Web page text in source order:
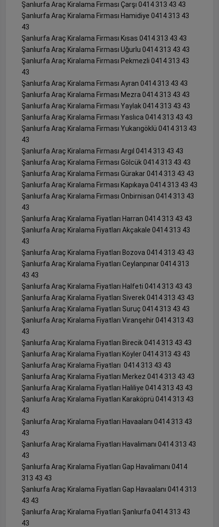
Şanlıurfa Araç Kiralama Firması Çarşı 0414 313 43 43
Şanlıurfa Araç Kiralama Firması Hamidiye 0414 313 43
43
Şanlıurfa Araç Kiralama Firması Kısas 0414 313 43 43
Şanlıurfa Araç Kiralama Firması Uğurlu 0414 313 43 43
Şanlıurfa Araç Kiralama Firması Pekmezli 0414 313 43
43
Şanlıurfa Araç Kiralama Firması Ayran 0414 313 43 43
Şanlıurfa Araç Kiralama Firması Mezra 0414 313 43 43
Şanlıurfa Araç Kiralama Firması Yaylak 0414 313 43 43
Şanlıurfa Araç Kiralama Firması Yaslıca 0414 313 43 43
Şanlıurfa Araç Kiralama Firması Yukarıgöklü 0414 313 43
43
Şanlıurfa Araç Kiralama Firması Argıl 0414 313 43 43
Şanlıurfa Araç Kiralama Firması Gölcük 0414 313 43 43
Şanlıurfa Araç Kiralama Firması Gürakar 0414 313 43 43
Şanlıurfa Araç Kiralama Firması Kapıkaya 0414 313 43 43
Şanlıurfa Araç Kiralama Firması Onbirnisan 0414 313 43
43
Şanlıurfa Araç Kiralama Fiyatları Harran 0414 313 43 43
Şanlıurfa Araç Kiralama Fiyatları Akçakale 0414 313 43
43
Şanlıurfa Araç Kiralama Fiyatları Bozova 0414 313 43 43
Şanlıurfa Araç Kiralama Fiyatları Ceylanpınar 0414 313
43 43
Şanlıurfa Araç Kiralama Fiyatları Halfeti 0414 313 43 43
Şanlıurfa Araç Kiralama Fiyatları Siverek 0414 313 43 43
Şanlıurfa Araç Kiralama Fiyatları Suruç 0414 313 43 43
Şanlıurfa Araç Kiralama Fiyatları Viranşehir 0414 313 43
43
Şanlıurfa Araç Kiralama Fiyatları Birecik 0414 313 43 43
Şanlıurfa Araç Kiralama Fiyatları Köyler 0414 313 43 43
Şanlıurfa Araç Kiralama Fiyatları 0414 313 43 43
Şanlıurfa Araç Kiralama Fiyatları Merkez 0414 313 43 43
Şanlıurfa Araç Kiralama Fiyatları Haliliye 0414 313 43 43
Şanlıurfa Araç Kiralama Fiyatları Karaköprü 0414 313 43
43
Şanlıurfa Araç Kiralama Fiyatları Havaalanı 0414 313 43
43
Şanlıurfa Araç Kiralama Fiyatları Havalimanı 0414 313 43
43
Şanlıurfa Araç Kiralama Fiyatları Gap Havalimanı 0414
313 43 43
Şanlıurfa Araç Kiralama Fiyatları Gap Havaalanı 0414 313
43 43
Şanlıurfa Araç Kiralama Fiyatları Şanlıurfa 0414 313 43
43